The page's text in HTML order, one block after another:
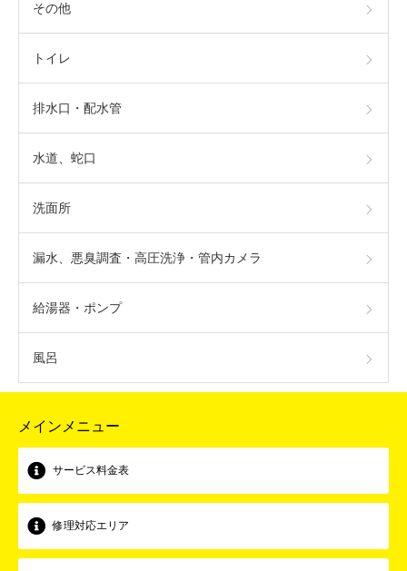
その他
トイレ
排水口・配水管
水道、蛇口
洗面所
漏水、悪臭調査・高圧洗浄・管内カメラ
給湯器・ポンプ
風呂
メインメニュー
サービス料金表
修理対応エリア